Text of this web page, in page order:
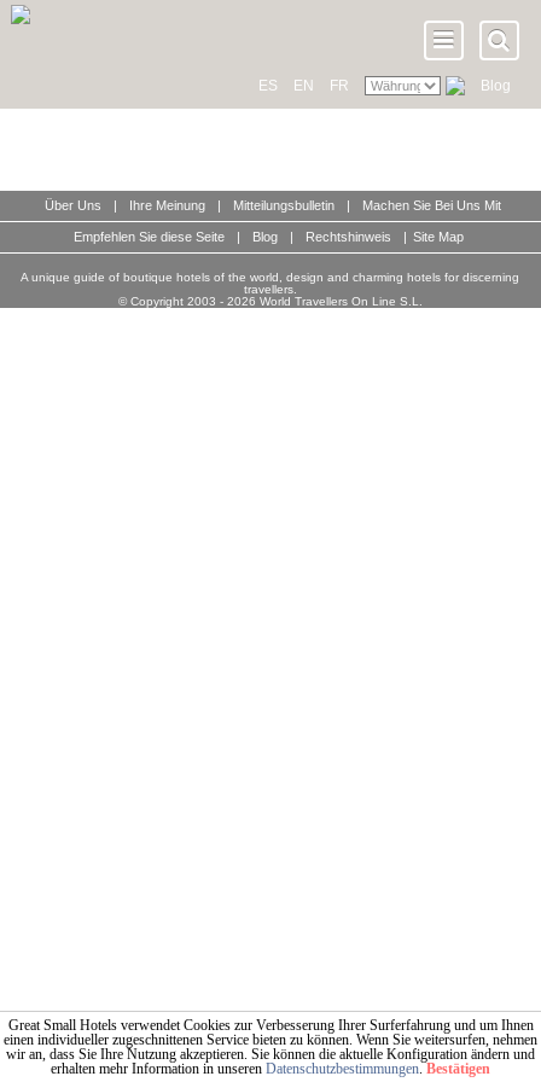
ES EN FR Blog
Über Uns | Ihre Meinung | Mitteilungsbulletin | Machen Sie Bei Uns Mit
Empfehlen Sie diese Seite | Blog | Rechtshinweis | Site Map
A unique guide of boutique hotels of the world, design and charming hotels for discerning
travellers.
© Copyright 2003 - 2026 World Travellers On Line S.L.
Great Small Hotels verwendet Cookies zur Verbesserung Ihrer Surferfahrung und um Ihnen
einen individueller zugeschnittenen Service bieten zu können. Wenn Sie weitersurfen, nehmen
wir an, dass Sie Ihre Nutzung akzeptieren. Sie können die aktuelle Konfiguration ändern und
erhalten mehr Information in unseren Datenschutzbestimmungen. Bestätigen